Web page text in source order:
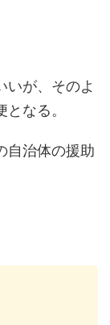
いが、そのよ
なる。
自治体の援助